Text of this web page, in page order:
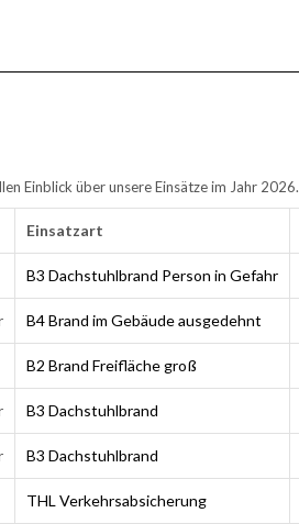
Einblick über unsere Einsätze im Jahr 2026.
Einsatzart
B3 Dachstuhlbrand Person in Gefahr
B4 Brand im Gebäude ausgedehnt
B2 Brand Freifläche groß
B3 Dachstuhlbrand
B3 Dachstuhlbrand
THL Verkehrsabsicherung